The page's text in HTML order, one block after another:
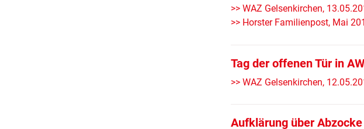
>> WAZ Gelsenkirchen,
>> Horster Familienpost, Mai
Tag der offenen Tür in
>> WAZ Gelsenkirchen,
Aufklärung über